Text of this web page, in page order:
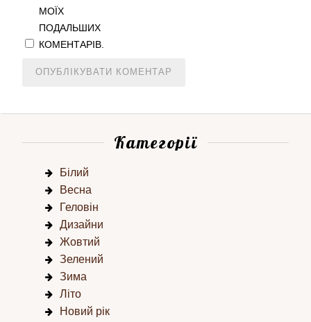
МОЇХ
ПОДАЛЬШИХ
КОМЕНТАРІВ.
Категорії
Білий
Весна
Геловін
Дизайни
Жовтий
Зелений
Зима
Літо
Новий рік